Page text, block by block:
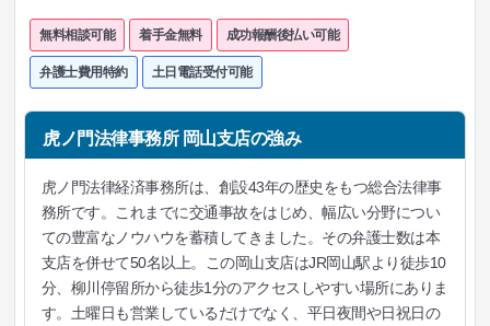
無料相談可能 着手金無料 成功報酬後払い可能
弁護士費用特約 土日電話受付可能
虎ノ門法律事務所 岡山支店の強み
虎ノ門法律経済事務所は、創設43年の歴史をもつ総合法律事
務所です。これまでに交通事故をはじめ、幅広い分野につい
ての豊富なノウハウを蓄積してきました。その弁護士数は本
支店を併せて50名以上。この岡山支店はJR岡山駅より徒歩10
分、柳川停留所から徒歩1分のアクセスしやすい場所にありま
す。土曜日も営業しているだけでなく、平日夜間や日祝日の